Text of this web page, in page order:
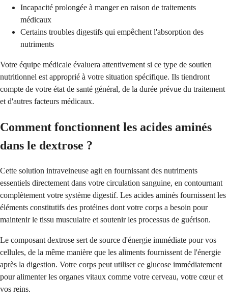
Incapacité prolongée à manger en raison de traitements
médicaux
Certains troubles digestifs qui empêchent l'absorption des
nutriments
Votre équipe médicale évaluera attentivement si ce type de soutien
nutritionnel est approprié à votre situation spécifique. Ils tiendront
compte de votre état de santé général, de la durée prévue du traitement
et d'autres facteurs médicaux.
Comment fonctionnent les acides aminés
dans le dextrose ?
Cette solution intraveineuse agit en fournissant des nutriments
essentiels directement dans votre circulation sanguine, en contournant
complètement votre système digestif. Les acides aminés fournissent les
éléments constitutifs des protéines dont votre corps a besoin pour
maintenir le tissu musculaire et soutenir les processus de guérison.
Le composant dextrose sert de source d'énergie immédiate pour vos
cellules, de la même manière que les aliments fournissent de l'énergie
après la digestion. Votre corps peut utiliser ce glucose immédiatement
pour alimenter les organes vitaux comme votre cerveau, votre cœur et
vos reins.